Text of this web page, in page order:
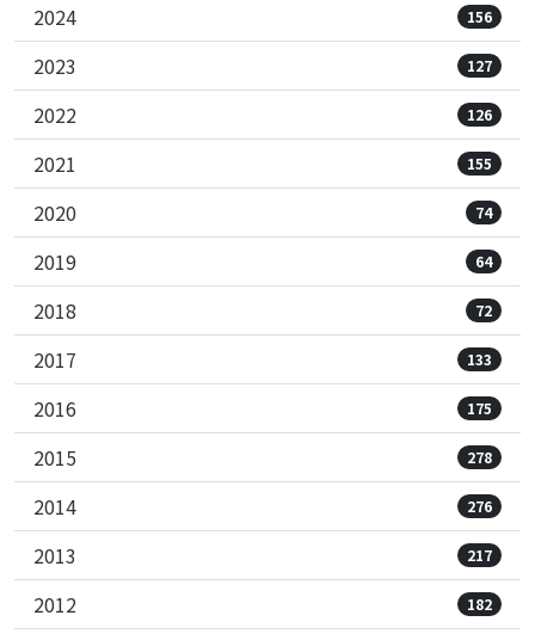
2024 156
2023 127
2022 126
2021 155
2020 74
2019 64
2018 72
2017 133
2016 175
2015 278
2014 276
2013 217
2012 182